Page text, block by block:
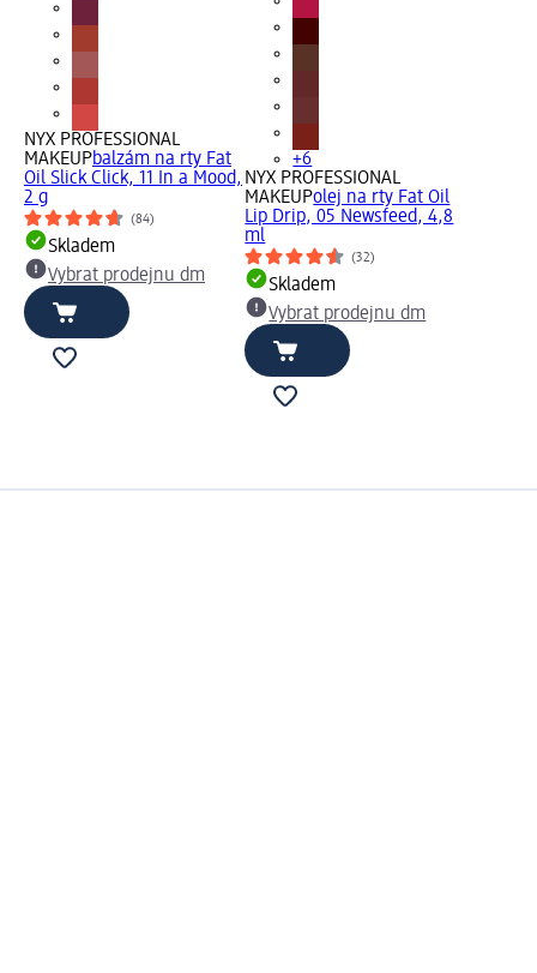
NYX PROFESSIONAL
MAKEUPbalzám na rty Fat
Oil Slick Click, 11 In a Mood,
2 g
(84)
Skladem
Vybrat prodejnu dm
+6
NYX PROFESSIONAL
MAKEUPolej na rty Fat Oil
Lip Drip, 05 Newsfeed, 4,8
ml
(32)
Skladem
Vybrat prodejnu dm